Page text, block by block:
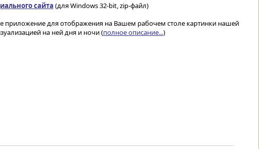
сайта (для Windows 32-bit, zip-файл)
приложение для отображения на Вашем рабочем столе картинки нашей
на ней дня и ночи (полное описание...)